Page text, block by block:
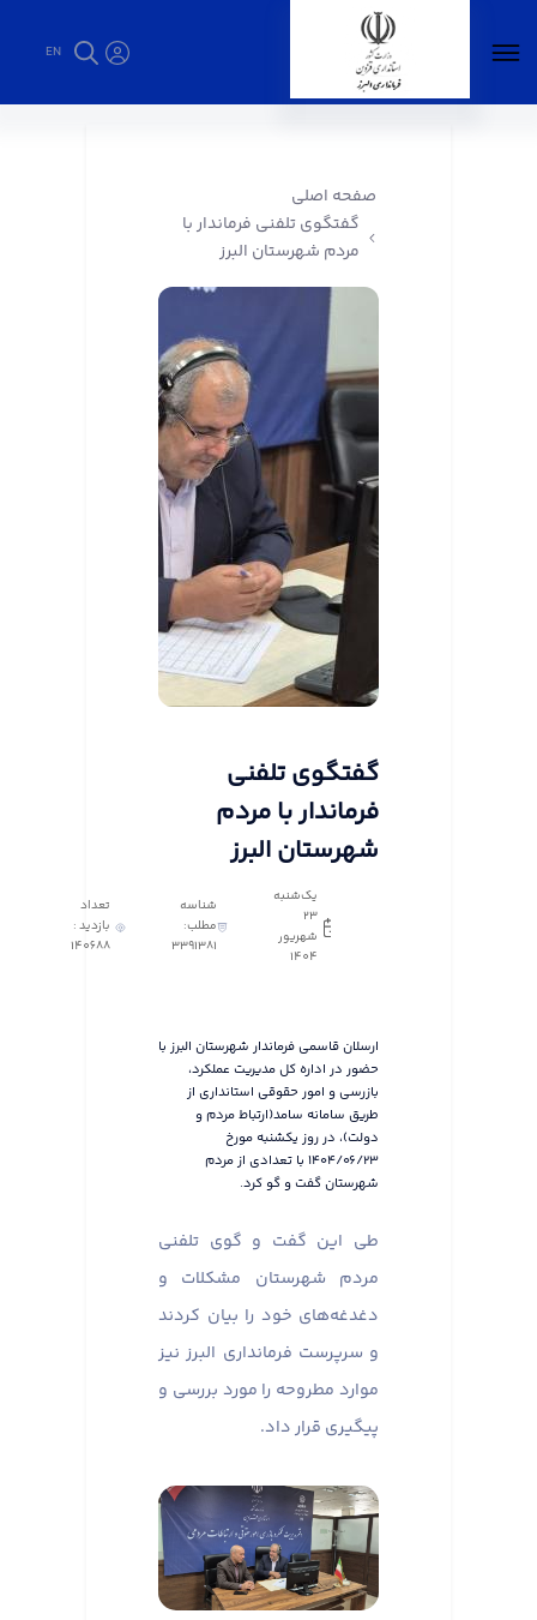
EN
صفحه اصلی
گفتگوی تلفنی فرماندار با
مردم شهرستان البرز
گفتگوی تلفنی
فرماندار با مردم
شهرستان البرز
یک‌شنبه
23
شهریور
1404
شناسه
مطلب:
3391381
تعداد
بازدید :
140688
ارسلان قاسمی فرماندار شهرستان البرز با
حضور در اداره کل مدیریت عملکرد،
بازرسی و امور حقوقی استانداری از
طریق سامانه سامد(ارتباط مردم و
دولت)، در روز یکشنبه مورخ
۱۴۰۴/۰۶/۲۳ با تعدادی از مردم
شهرستان گفت و گو کرد.
طی این گفت و گوی تلفنی
مردم شهرستان مشکلات و
دغدغه‌های خود را بیان کردند
و سرپرست فرمانداری البرز نیز
موارد مطروحه را مورد بررسی و
پیگیری قرار داد.